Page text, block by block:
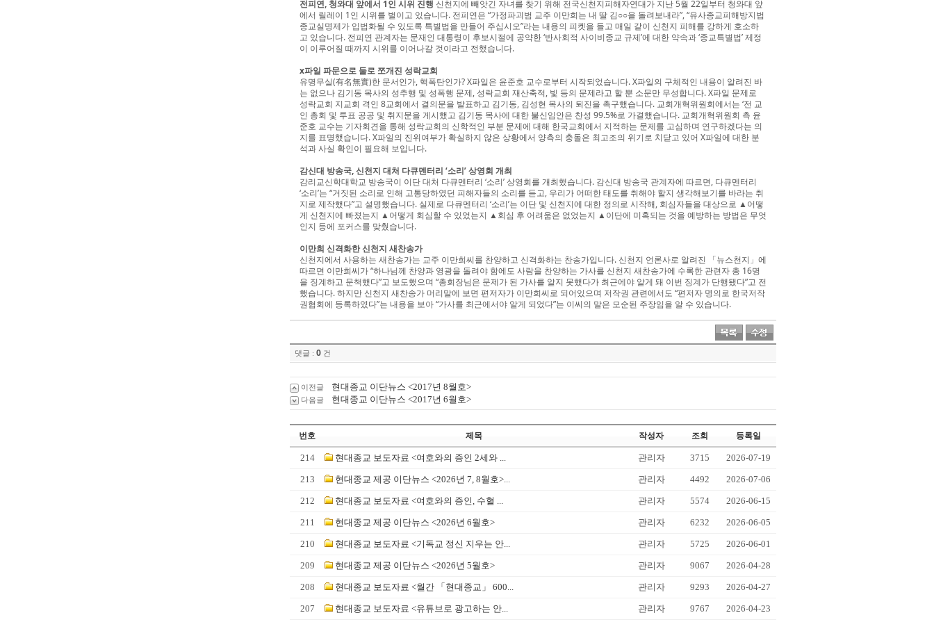
전피연, 청와대 앞에서 1인 시위 진행 신천지에 빼앗긴 자녀를 찾기 위해 전국신천지피해자연대가 지난 5월 22일부터 청와대 앞
에서 릴레이 1인 시위를 벌이고 있습니다. 전피연은 “가정파괴범 교주 이만희는 내 딸 김○○을 돌려보내라”, “유사종교피해방지법
종교실명제가 입법화될 수 있도록 특별법을 만들어 주십시오”라는 내용의 피켓을 들고 매일 같이 신천지 피해를 강하게 호소하
고 있습니다. 전피연 관계자는 문재인 대통령이 후보시절에 공약한 ‘반사회적 사이비종교 규제’에 대한 약속과 ‘종교특별법’ 제정
이 이루어질 때까지 시위를 이어나갈 것이라고 전했습니다.
x파일 파문으로 둘로 쪼개진 성락교회
유명무실(有名無實)한 문서인가, 핵폭탄인가? X파일은 윤준호 교수로부터 시작되었습니다. X파일의 구체적인 내용이 알려진 바
는 없으나 김기동 목사의 성추행 및 성폭행 문제, 성락교회 재산축적, 빛 등의 문제라고 할 뿐 소문만 무성합니다. X파일 문제로
성락교회 지교회 격인 8교회에서 결의문을 발표하고 김기동, 김성현 목사의 퇴진을 촉구했습니다. 교회개혁위원회에서는 ‘전 교
인 총회 및 투표 공공 및 취지문을 게시했고 김기동 목사에 대한 불신임안은 찬성 99.5%로 가결했습니다. 교회개혁위원회 측 윤
준호 교수는 기자회견을 통해 성락교회의 신학적인 부분 문제에 대해 한국교회에서 지적하는 문제를 고심하며 연구하겠다는 의
지를 표명했습니다. X파일의 진위여부가 확실하지 않은 상황에서 양측의 충돌은 최고조의 위기로 치닫고 있어 X파일에 대한 분
석과 사실 확인이 필요해 보입니다.
감신대 방송국, 신천지 대처 다큐멘터리 ‘소리’ 상영회 개최
감리교신학대학교 방송국이 이단 대처 다큐멘터리 ‘소리’ 상영회를 개최했습니다. 감신대 방송국 관계자에 따르면, 다큐멘터리
‘소리’는 “거짓된 소리로 인해 고통당하였던 피해자들의 소리를 듣고, 우리가 어떠한 태도를 취해야 할지 생각해보기를 바라는 취
지로 제작했다”고 설명했습니다. 실제로 다큐멘터리 ‘소리’는 이단 및 신천지에 대한 정의로 시작해, 회심자들을 대상으로 ▲어떻
게 신천지에 빠졌는지 ▲어떻게 회심할 수 있었는지 ▲회심 후 어려움은 없었는지 ▲이단에 미혹되는 것을 예방하는 방법은 무엇
인지 등에 포커스를 맞췄습니다.
이만희 신격화한 신천지 새찬송가
신천지에서 사용하는 새찬송가는 교주 이만희씨를 찬양하고 신격화하는 찬송가입니다. 신천지 언론사로 알려진 「뉴스천지」에
따르면 이만희씨가 “하나님께 찬양과 영광을 돌려야 함에도 사람을 찬양하는 가사를 신천지 새찬송가에 수록한 관련자 총 16명
을 징계하고 문책했다”고 보도했으며 “총회장님은 문제가 된 가사를 알지 못했다가 최근에야 알게 돼 이번 징계가 단행됐다”고 전
했습니다. 하지만 신천지 새찬송가 머리말에 보면 편저자가 이만희씨로 되어있으며 저작권 관련에서도 “편저자 명의로 한국저작
권협회에 등록하였다”는 내용을 보아 “가사를 최근에서야 알게 되었다”는 이씨의 말은 모순된 주장임을 알 수 있습니다.
댓글 : 0 건
이전글 현대종교 이단뉴스 <2017년 8월호>
다음글 현대종교 이단뉴스 <2017년 6월호>
번호 제목 작성자 조회 등록일
214 현대종교 보도자료 <여호와의 증인 2세와 ... 관리자 3715 2026-07-19
213 현대종교 제공 이단뉴스 <2026년 7, 8월호>... 관리자 4492 2026-07-06
212 현대종교 보도자료 <여호와의 증인, 수혈 ... 관리자 5574 2026-06-15
211 현대종교 제공 이단뉴스 <2026년 6월호> 관리자 6232 2026-06-05
210 현대종교 보도자료 <기독교 정신 지우는 안... 관리자 5725 2026-06-01
209 현대종교 제공 이단뉴스 <2026년 5월호> 관리자 9067 2026-04-28
208 현대종교 보도자료 <월간 「현대종교」 600... 관리자 9293 2026-04-27
207 현대종교 보도자료 <유튜브로 광고하는 안... 관리자 9767 2026-04-23